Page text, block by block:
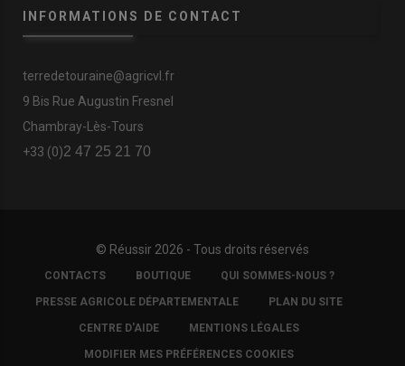
INFORMATIONS DE CONTACT
terredetouraine@agricvl.fr
9 Bis Rue Augustin Fresnel
Chambray-Lès-Tours
+33 (0)2 47 25 21 70
© Réussir 2026 - Tous droits réservés
FOOTER
COPYRIGHT
CONTACTS BOUTIQUE QUI SOMMES-NOUS ?
PRESSE AGRICOLE DÉPARTEMENTALE PLAN DU SITE
CENTRE D'AIDE MENTIONS LÉGALES
MODIFIER MES PRÉFÉRENCES COOKIES